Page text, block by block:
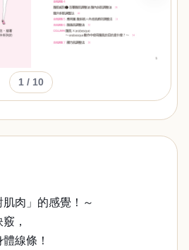
1 / 10
肉」的感覺！～
，
線條！